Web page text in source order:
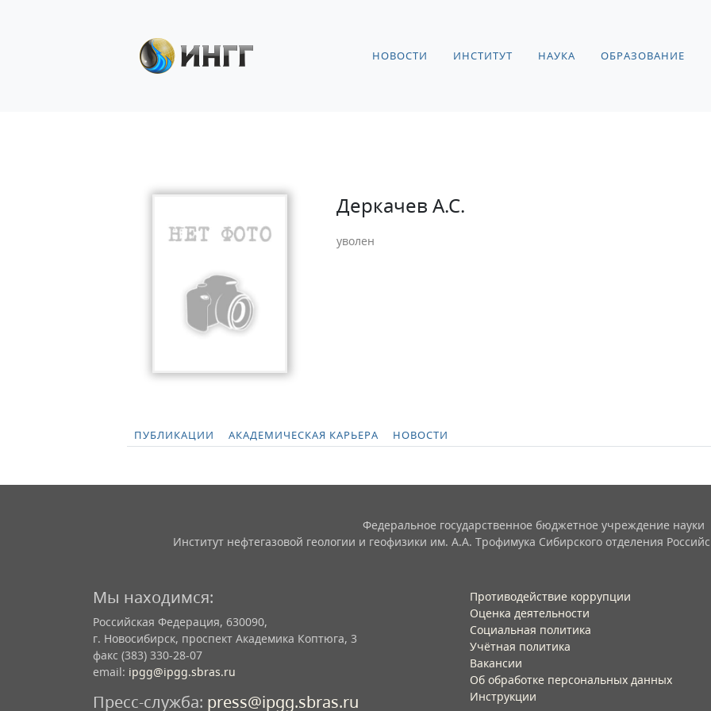
НОВОСТИ ИНСТИТУТ НАУКА ОБРАЗОВАНИЕ
Деркачев А.С.
уволен
ПУБЛИКАЦИИ АКАДЕМИЧЕСКАЯ КАРЬЕРА НОВОСТИ
Федеральное государственное бюджетное учреждение науки
Институт нефтегазовой геологии и геофизики им. А.А. Трофимука Сибирского отделения
Мы находимся:
Российская Федерация, 630090,
г. Новосибирск, проспект Академика Коптюга, 3
факс (383) 330-28-07
email: ipgg@ipgg.sbras.ru
Пресс-служба: press@ipgg.sbras.ru
Противодействие коррупции
Оценка деятельности
Социальная политика
Учётная политика​
Вакансии​
Об обработке персональных данных​
Инструкции​